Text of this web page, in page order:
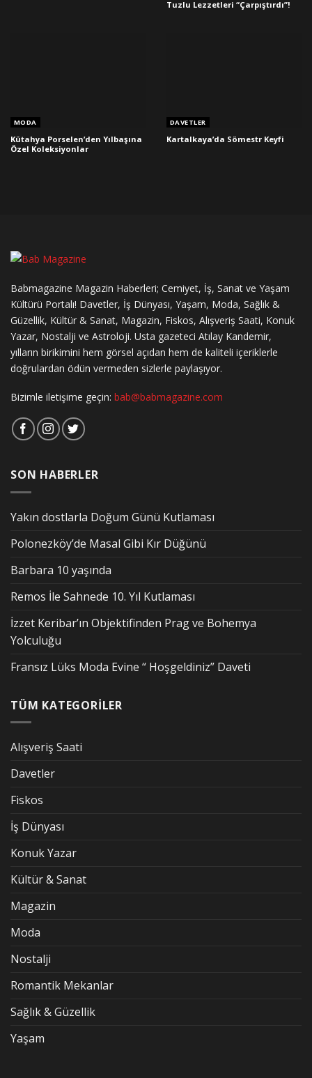
Tuzlu Lezzetleri “Çarpıştırdı”!
MODA
Kütahya Porselen’den Yılbaşına
Özel Koleksiyonlar
DAVETLER
Kartalkaya’da Sömestr Keyfi
Babmagazine Magazin Haberleri; Cemiyet, İş, Sanat ve Yaşam
Kültürü Portalı! Davetler, İş Dünyası, Yaşam, Moda, Sağlık &
Güzellik, Kültür & Sanat, Magazin, Fiskos, Alışveriş Saati, Konuk
Yazar, Nostalji ve Astroloji. Usta gazeteci Atılay Kandemir,
yılların birikimini hem görsel açıdan hem de kaliteli içeriklerle
doğrulardan ödün vermeden sizlerle paylaşıyor.
Bizimle iletişime geçin: bab@babmagazine.com
SON HABERLER
Yakın dostlarla Doğum Günü Kutlaması
Polonezköy’de Masal Gibi Kır Düğünü
Barbara 10 yaşında
Remos İle Sahnede 10. Yıl Kutlaması
İzzet Keribar’ın Objektifinden Prag ve Bohemya
Yolculuğu
Fransız Lüks Moda Evine “ Hoşgeldiniz” Daveti
TÜM KATEGORİLER
Alışveriş Saati
Davetler
Fiskos
İş Dünyası
Konuk Yazar
Kültür & Sanat
Magazin
Moda
Nostalji
Romantik Mekanlar
Sağlık & Güzellik
Yaşam